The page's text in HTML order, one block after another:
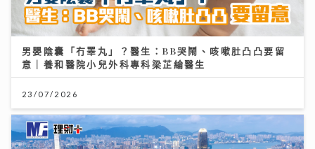
男嬰陰囊「冇睪丸」？醫生：BB哭鬧、咳嗽肚凸凸要留
意｜養和醫院小兒外科專科梁芷綸醫生
23/07/2026